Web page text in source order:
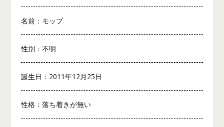
名前：モップ
性別：不明
誕生日：2011年12月25日
性格：落ち着きが無い